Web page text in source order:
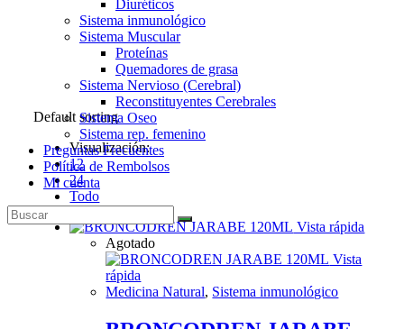
Diuréticos
Sistema inmunológico
Sistema Muscular
Proteínas
Quemadores de grasa
Sistema Nervioso (Cerebral)
Reconstituyentes Cerebrales
Sistema Oseo
Sistema rep. femenino
Preguntas Frecuentes
Política de Rembolsos
Mi cuenta
Default sorting
Visualización:
12
24
Todo
Vista rápida
Agotado
Vista
rápida
Medicina Natural, Sistema inmunológico